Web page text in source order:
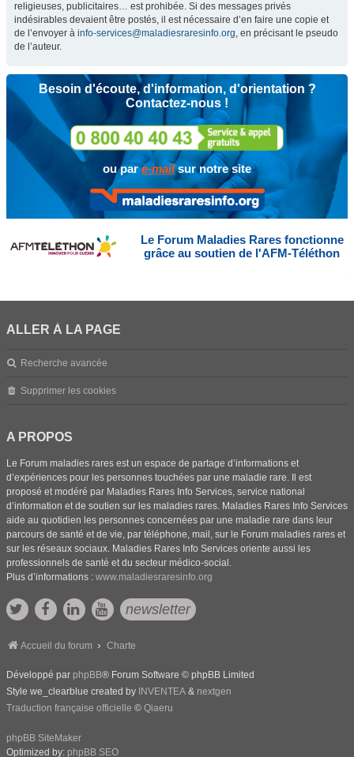
religieuses, publicitaires… est prohibée. Si des messages privés
indésirables devaient être postés, il est nécessaire d’en faire une copie et
de l’envoyer à info-services@maladiesraresinfo.org, en précisant le pseudo
de l’auteur.
Besoin d'écoute, d'information, d'orientation ?
Contactez-nous !
ou pare-mailsur notre site
Le Forum Maladies Rares fonctionne
grâce au soutien de l'AFM-Téléthon
ALLER À LA PAGE
Recherche avancée
Supprimer les cookies
A PROPOS
Le Forum maladies rares est un espace de partage d’informations et
d’expériences pour les personnes touchées par une maladie rare. Il est
proposé et modéré par Maladies Rares Info Services, service national
d’information et de soutien sur les maladies rares. Maladies Rares Info Services
aide au quotidien les personnes concernées par une maladie rare dans leur
parcours de santé et de vie, par téléphone, mail, sur le Forum maladies rares et
sur les réseaux sociaux. Maladies Rares Info Services oriente aussi les
professionnels de santé et du secteur médico-social.
Plus d’informations : www.maladiesraresinfo.org
newsletter
Accueil du forum Charte
Développé par phpBB® Forum Software © phpBB Limited
Style we_clearblue created by INVENTEA & nextgen
Traduction française officielle © Qiaeru
phpBB SiteMaker
Optimized by: phpBB SEO